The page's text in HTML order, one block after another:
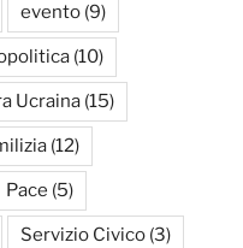
evento (9)
(10)
Ucraina (15)
(12)
Pace (5)
Servizio Civico (3)